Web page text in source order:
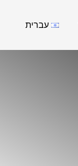
עברית